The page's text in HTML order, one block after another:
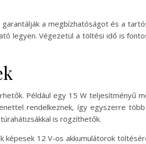
a megbízhatóságot és a
legyen. Végezetül a töltési idő is
Például egy 15 W teljesítményű
rendelkeznek, így egyszerre
is rögzíthetők.
képesek 12 V-os akkumulátorok